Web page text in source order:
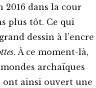
2016 dans la cour
plus tôt. Ce qui
dessin à l’encre
. À ce moment-là,
archaïques
ont ainsi ouvert une